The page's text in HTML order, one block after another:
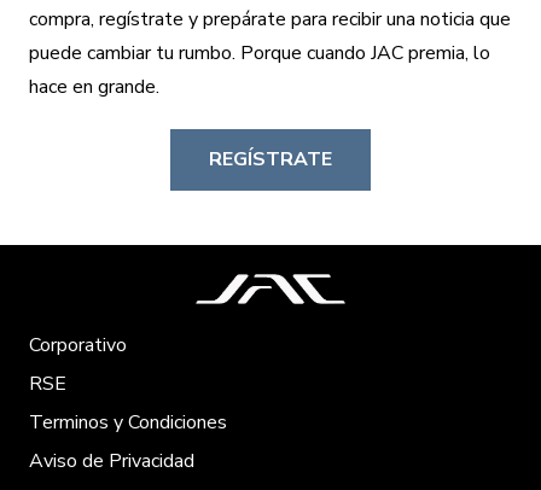
compra, regístrate y prepárate para recibir una noticia que
puede cambiar tu rumbo. Porque cuando JACpremia, lo
hace en grande.
REGÍSTRATE
Corporativo
RSE
Terminos y Condiciones
Aviso de Privacidad